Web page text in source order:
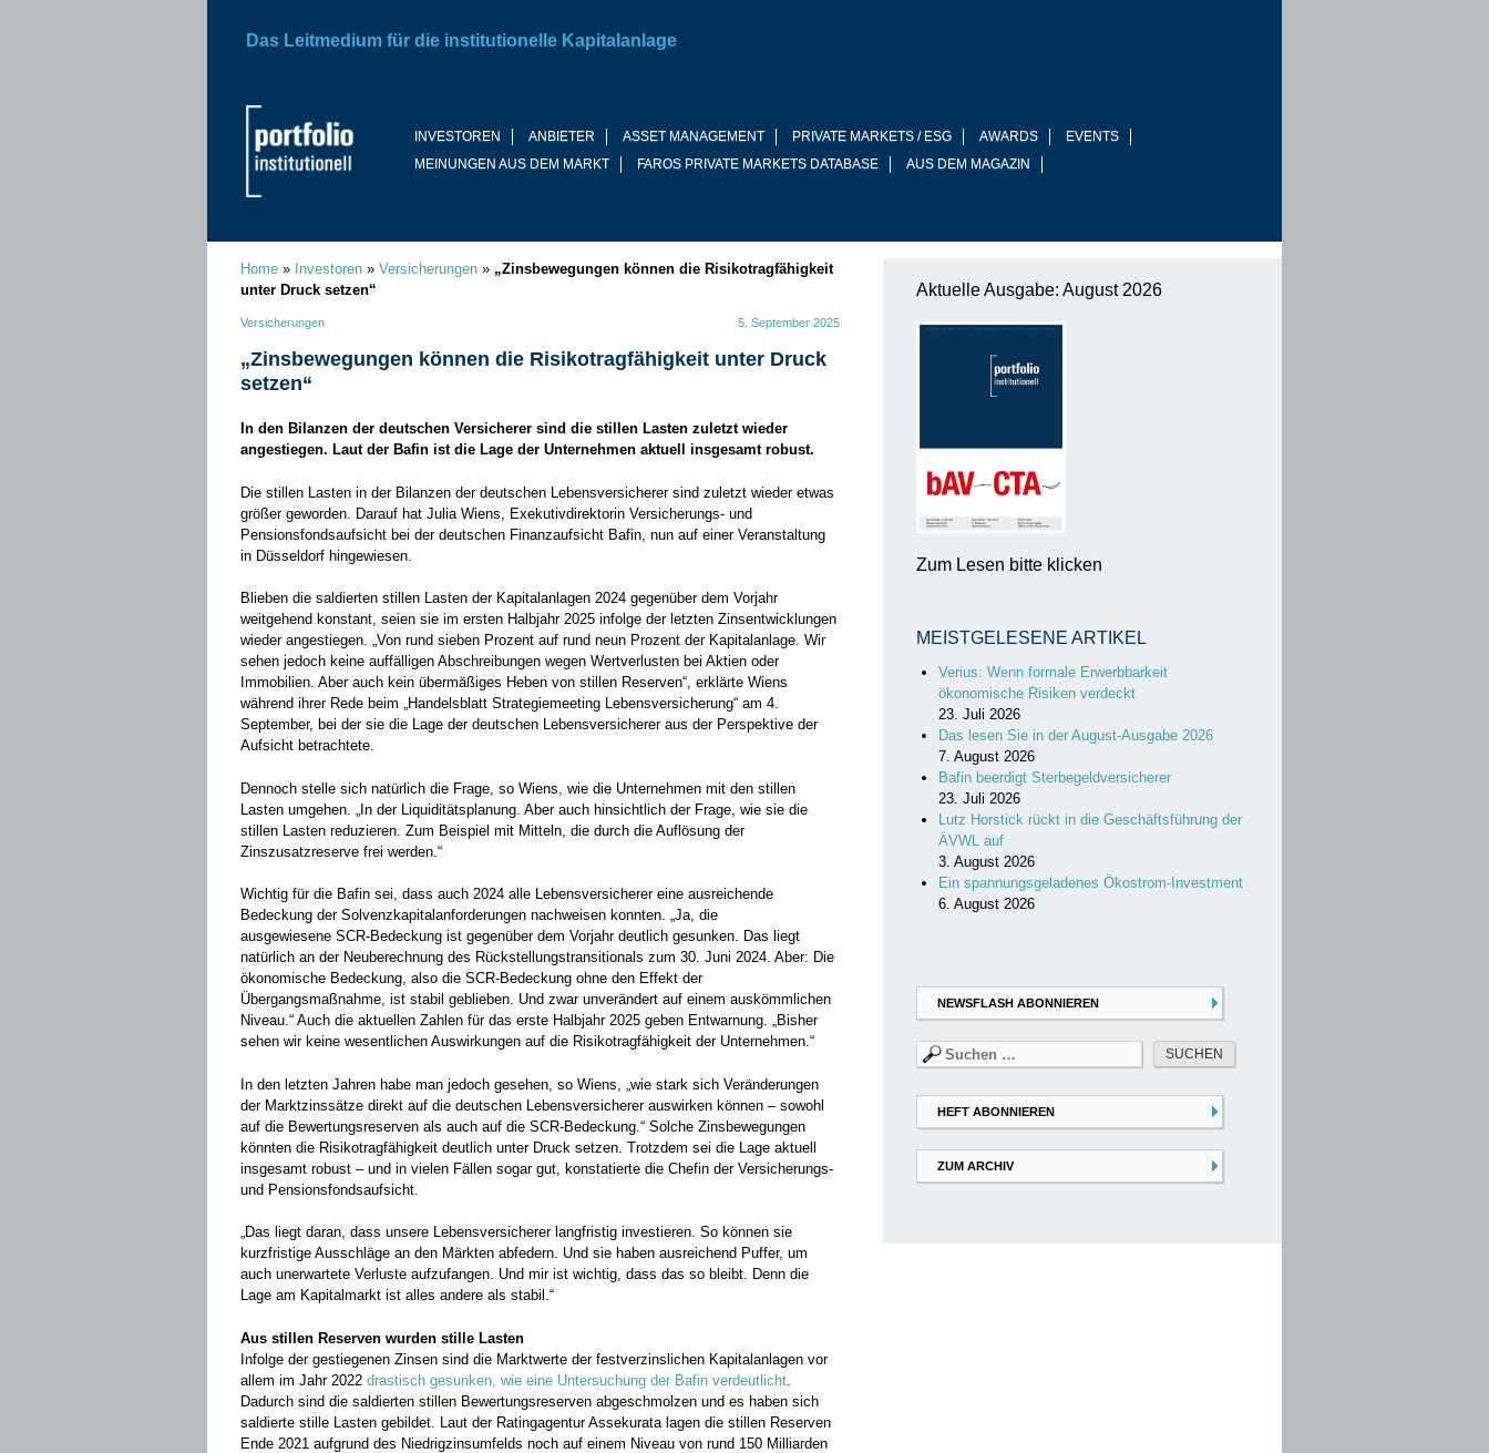
INVESTOREN ANBIETER ASSET MANAGEMENT PRIVATE MARKETS / ESG AWARDS
EVENTS
MEINUNGEN AUS DEM MARKT
FAROS PRIVATE MARKETS DATABASE AUS DEM MAGAZIN
Das Leitmedium für die institutionelle Kapitalanlage
Home » Investoren » Versicherungen » „Zinsbewegungen können die Risikotragfähigkeit
unter Druck setzen“
Versicherungen 5. September 2025
„Zinsbewegungen können die Risikotragfähigkeit unter Druck
setzen“
In den Bilanzen der deutschen Versicherer sind die stillen Lasten zuletzt wieder
angestiegen. Laut der Bafin ist die Lage der Unternehmen aktuell insgesamt robust.
Die stillen Lasten in der Bilanzen der deutschen Lebensversicherer sind zuletzt wieder etwas
größer geworden. Darauf hat Julia Wiens, Exekutivdirektorin Versicherungs- und
Pensionsfondsaufsicht bei der deutschen Finanzaufsicht Bafin, nun auf einer Veranstaltung
in Düsseldorf hingewiesen.
Blieben die saldierten stillen Lasten der Kapitalanlagen 2024 gegenüber dem Vorjahr
weitgehend konstant, seien sie im ersten Halbjahr 2025 infolge der letzten Zinsentwicklungen
wieder angestiegen. „Von rund sieben Prozent auf rund neun Prozent der Kapitalanlage. Wir
sehen jedoch keine auffälligen Abschreibungen wegen Wertverlusten bei Aktien oder
Immobilien. Aber auch kein übermäßiges Heben von stillen Reserven“, erklärte Wiens
während ihrer Rede beim „Handelsblatt Strategiemeeting Lebensversicherung“ am 4.
September, bei der sie die Lage der deutschen Lebensversicherer aus der Perspektive der
Aufsicht betrachtete.
Dennoch stelle sich natürlich die Frage, so Wiens, wie die Unternehmen mit den stillen
Lasten umgehen. „In der Liquiditätsplanung. Aber auch hinsichtlich der Frage, wie sie die
stillen Lasten reduzieren. Zum Beispiel mit Mitteln, die durch die Auflösung der
Zinszusatzreserve frei werden.“
Wichtig für die Bafin sei, dass auch 2024 alle Lebensversicherer eine ausreichende
Bedeckung der Solvenzkapitalanforderungen nachweisen konnten. „Ja, die
ausgewiesene SCR-Bedeckung ist gegenüber dem Vorjahr deutlich gesunken. Das liegt
natürlich an der Neuberechnung des Rückstellungstransitionals zum 30. Juni 2024. Aber: Die
ökonomische Bedeckung, also die SCR-Bedeckung ohne den Effekt der
Übergangsmaßnahme, ist stabil geblieben. Und zwar unverändert auf einem auskömmlichen
Niveau.“ Auch die aktuellen Zahlen für das erste Halbjahr 2025 geben Entwarnung. „Bisher
sehen wir keine wesentlichen Auswirkungen auf die Risikotragfähigkeit der Unternehmen.“
In den letzten Jahren habe man jedoch gesehen, so Wiens, „wie stark sich Veränderungen
der Marktzinssätze direkt auf die deutschen Lebensversicherer auswirken können – sowohl
auf die Bewertungsreserven als auch auf die SCR-Bedeckung.“ Solche Zinsbewegungen
könnten die Risikotragfähigkeit deutlich unter Druck setzen. Trotzdem sei die Lage aktuell
insgesamt robust – und in vielen Fällen sogar gut, konstatierte die Chefin der Versicherungs-
und Pensionsfondsaufsicht.
„Das liegt daran, dass unsere Lebensversicherer langfristig investieren. So können sie
kurzfristige Ausschläge an den Märkten abfedern. Und sie haben ausreichend Puffer, um
auch unerwartete Verluste aufzufangen. Und mir ist wichtig, dass das so bleibt. Denn die
Lage am Kapitalmarkt ist alles andere als stabil.“
Aus stillen Reserven wurden stille Lasten
Infolge der gestiegenen Zinsen sind die Marktwerte der festverzinslichen Kapitalanlagen vor
allem im Jahr 2022 drastisch gesunken, wie eine Untersuchung der Bafin verdeutlicht.
Dadurch sind die saldierten stillen Bewertungsreserven abgeschmolzen und es haben sich
saldierte stille Lasten gebildet. Laut der Ratingagentur Assekurata lagen die stillen Reserven
Ende 2021 aufgrund des Niedrigzinsumfelds noch auf einem Niveau von rund 150 Milliarden
Aktuelle Ausgabe: August 2026
Zum Lesen bitte klicken
MEISTGELESENE ARTIKEL
Verius: Wenn formale Erwerbbarkeit
ökonomische Risiken verdeckt
23. Juli 2026
Das lesen Sie in der August-Ausgabe 2026
7. August 2026
Bafin beerdigt Sterbegeldversicherer
23. Juli 2026
Lutz Horstick rückt in die Geschäftsführung der
ÄVWL auf
3. August 2026
Ein spannungsgeladenes Ökostrom-Investment
6. August 2026
NEWSFLASH ABONNIEREN
Suchen
nach:
HEFT ABONNIEREN
ZUM ARCHIV